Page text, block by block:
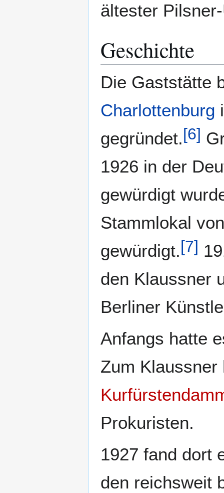
ältester
Geschichte
Die Gaststätte
Charlottenburg
gegründet.[6]
1926 in der
gewürdigt
Stammlokal
gewürdigt.[7]
den Klaussner
Berliner
Anfangs hatte
Zum
Prokuristen.
1927 fand dort
den reichsweit